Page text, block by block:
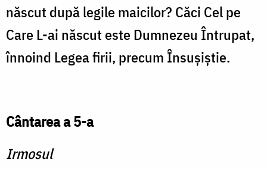
născut după legile maicilor? Căci Cel pe
Care L-ai născut este Dumnezeu Întrupat,
înnoind Legea firii, precum Însuşiştie.
Cântarea a 5-a
Irmosul